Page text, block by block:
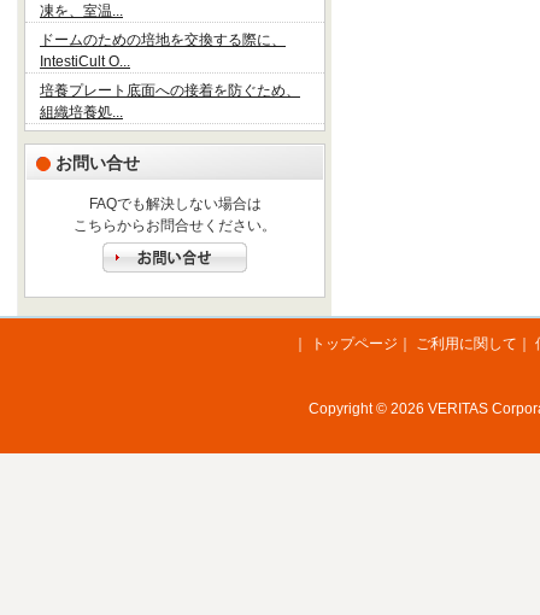
凍を、室温...
ドームのための培地を交換する際に、
IntestiCult O...
培養プレート底面への接着を防ぐため、
組織培養処...
お問い合せ
FAQでも解決しない場合は
こちらからお問合せください。
｜ トップページ ｜ ご利用に関して ｜
Copyright © 2026 VERITAS